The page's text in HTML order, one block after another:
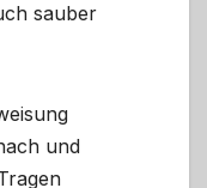
sauber
und